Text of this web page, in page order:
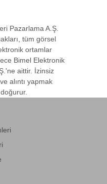
Pazarlama A.Ş.
tüm görsel
ortamlar
Bimel Elektronik
aittir. İzinsiz
alıntı yapmak